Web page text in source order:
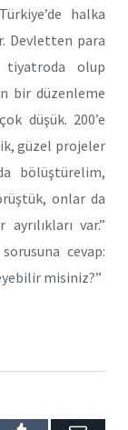
halka
Devletten para
tiyatroda olup
bir düzenleme
düşük. 200’e
güzel projeler
bölüştürelim,
onlar da
var.”
cevap:
misiniz?”